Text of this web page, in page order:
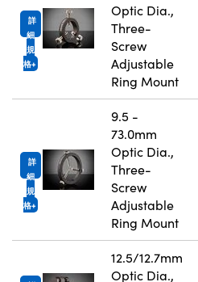
詳
細
規
格
Optic Dia.,
Three-
Screw
Adjustable
Ring Mount
詳
細
規
格
9.5 -
73.0mm
Optic Dia.,
Three-
Screw
Adjustable
Ring Mount
12.5/12.7mm
Optic Dia.,